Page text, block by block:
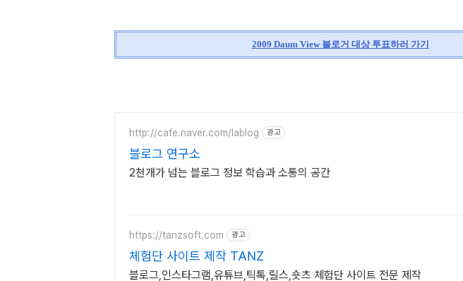
2009 Daum View 블로거 대상 투표하러 가기
http://cafe.naver.com/lablog 광고
블로그 연구소
2천개가 넘는 블로그 정보 학습과 소통의 공간
https://tanzsoft.com 광고
체험단 사이트 제작 TANZ
블로그,인스타그램,유튜브,틱톡,릴스,숏츠 체험단 사이트 전문 제작